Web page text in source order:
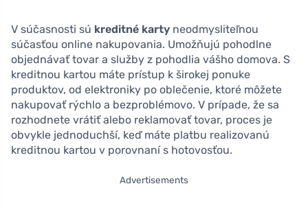
V súčasnosti sú kreditné karty neodmysliteľnou
súčasťou online nakupovania. Umožňujú pohodlne
objednávať tovar a služby z pohodlia vášho domova. S
kreditnou kartou máte prístup k širokej ponuke
produktov, od elektroniky po oblečenie, ktoré môžete
nakupovať rýchlo a bezproblémovo. V prípade, že sa
rozhodnete vrátiť alebo reklamovať tovar, proces je
obvykle jednoduchší, keď máte platbu realizovanú
kreditnou kartou v porovnaní s hotovosťou.
Advertisements